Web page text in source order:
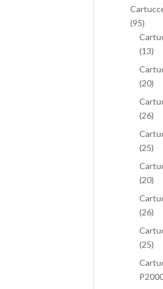
(95)
(13)
(20)
(26)
(25)
(20)
(26)
(25)